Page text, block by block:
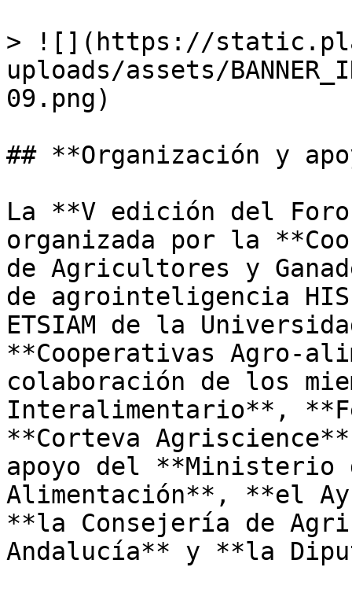
> ![](https://
uploads/assets/
09.png)
## **Organización y
La **V edición del Foro
organizada por la
de Agricultores y
de agrointeligencia
ETSIAM de la
**Cooperativas Agro-
colaboración de los
Interalimentario**,
**Corteva
apoyo del **Ministerio
Alimentación**, **el
**la Consejería de
Andalucía** y **la